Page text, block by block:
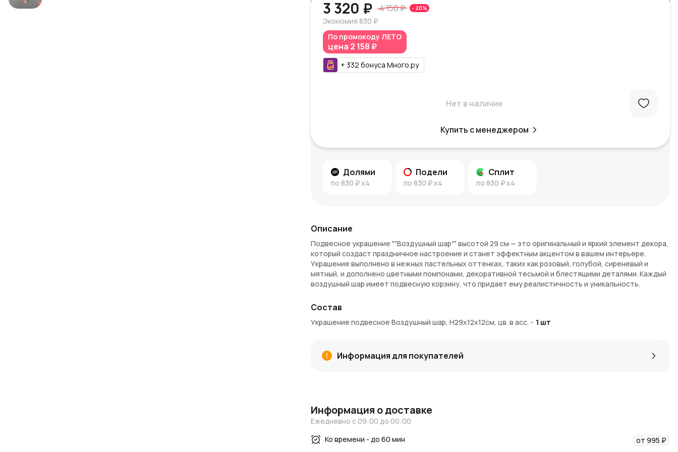
3 320 ₽ 4 150 ₽ - 20%
Экономия 830 ₽
По промокоду ЛЕТО
цена 2 158 ₽
+ 332 бонуса Много.ру
Нет в наличии
Купить с менеджером
Долями
по 830 ₽x4
Подели
по 830 ₽x4
Сплит
по 830 ₽x4
Описание
Подвесное украшение ""Воздушный шар"" высотой 29 см — это оригинальный и яркий элемент декора,
который создаст праздничное настроение и станет эффектным акцентом в вашем интерьере.
Украшение выполнено в нежных пастельных оттенках, таких как розовый, голубой, сиреневый и
мятный, и дополнено цветными помпонами, декоративной тесьмой и блестящими деталями. Каждый
воздушный шар имеет подвесную корзину, что придает ему реалистичность и уникальность.
Украшение изготовлено из высококачественного текстиля с мягкой бархатистой поверхностью.
Декоративные элементы, такие как яркие помпоны и блестящая тесьма, добавляют шарму и
изделия и его устойчивость к деформации.
(29х12х12 см), украшение станет заметным акцентом в любом интерьере.
Состав
Украшение подвесное Воздушный шар, Н29х12х12см, цв. в асс. - 1 шт
Информация для покупателей
Информация о доставке
Ежедневно с 09:00 до 00:00
Ко времени - до 60 мин
от 995 ₽